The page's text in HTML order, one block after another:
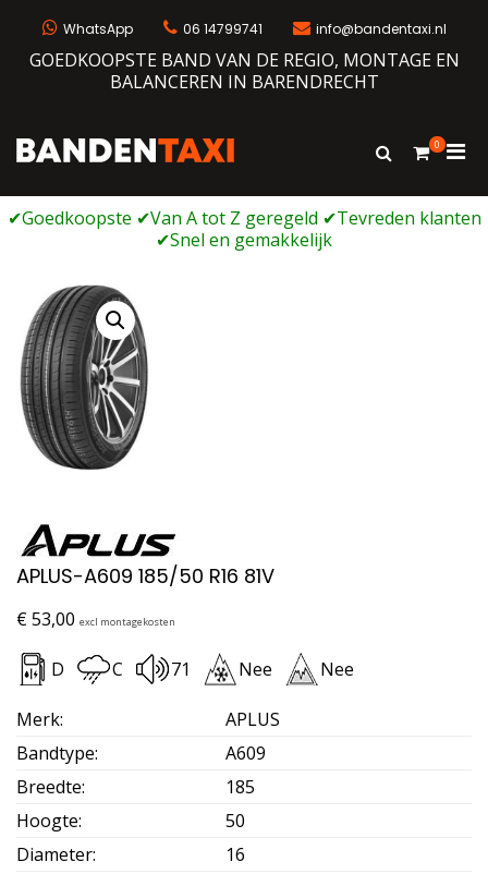
WhatsApp 06 14799741 info@bandentaxi.nl
GOEDKOOPSTE BAND VAN DE REGIO, MONTAGE EN
BALANCEREN IN BARENDRECHT
Bandengarage met eigen webshop
Toon
0
voor
APLUS-A609 185/50 R16 81V
€53,00 excl montagekosten
D C 71 Nee Nee
Merk:
APLUS
Bandtype:
A609
Breedte:
185
Hoogte:
50
Diameter:
16